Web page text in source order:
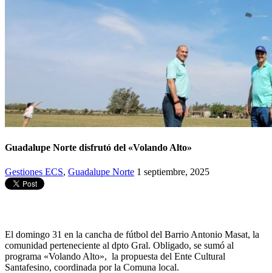
Guadalupe Norte disfrutó del «Volando Alto»
Gestiones ECS, Guadalupe Norte 1 septiembre, 2025
El domingo 31 en la cancha de fútbol del Barrio Antonio Masat, la
comunidad perteneciente al dpto Gral. Obligado, se sumó al
programa «Volando Alto», la propuesta del Ente Cultural
Santafesino, coordinada por la Comuna local.